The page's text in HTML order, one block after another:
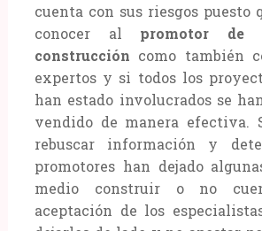
cuenta con sus riesgos puesto
conocer al promotor
construcción como también
expertos y si todos los
han estado involucrados se
vendido de manera efectiva.
rebuscar información y
promotores han dejado
medio construir o no
aceptación de los